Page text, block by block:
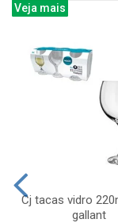
Veja mais
Cj tacas vidro
gallant